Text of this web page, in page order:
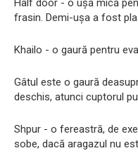
Half door - o ușă mică
frasin. Demi-ușa a fost
Khailo - o gaură pentru
Gâtul este o gaură
deschis, atunci cuptorul
Shpur - o fereastră, de
sobe, dacă aragazul nu